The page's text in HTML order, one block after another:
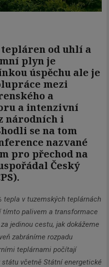
od uhlí a
plyn je
úspěchu ale je
mezi
a
a intenzivní
národních i
se na tom
nazvané
pro přechod na
Český
tepla v tuzemských teplárnách
tímto palivem a transformace
jedinou cestu, jak dokážeme
zabráníme rozpadu
teplárnami počítají
včetně Státní energetické